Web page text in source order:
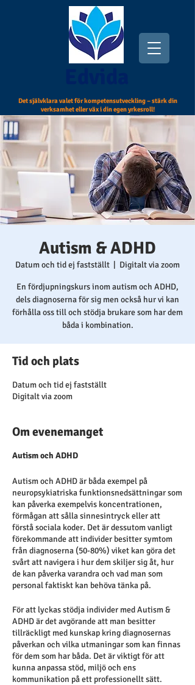
Det självklara valet för kompetensutveckling – stärk din
verksamhet eller väx i din egen yrkesroll!
Autism & ADHD
Datum och tid ej fastställt Digitalt via zoom
En fördjupningskurs inom autism och ADHD,
dels diagnoserna för sig men också hur vi kan
förhålla oss till och stödja brukare som har dem
båda i kombination.
Tid och plats
Datum och tid ej fastställt
Digitalt via zoom
Om evenemanget
Autism och ADHD
Autism och ADHD är båda exempel på
neuropsykiatriska funktionsnedsättningar som
kan påverka exempelvis koncentrationen,
förmågan att sålla sinnesintryck eller att
förstå sociala koder. Det är dessutom vanligt
förekommande att individer besitter symtom
från diagnoserna (50-80%) viket kan göra det
svårt att navigera i hur dem skiljer sig åt, hur
de kan påverka varandra och vad man som
personal faktiskt kan behöva tänka på.
För att lyckas stödja individer med Autism &
ADHD är det avgörande att man besitter
tillräckligt med kunskap kring diagnosernas
påverkan och vilka utmaningar som kan finnas
för dem som har båda. Det är viktigt för att
kunna anpassa stöd, miljö och ens
kommunikation på ett professionellt sätt.